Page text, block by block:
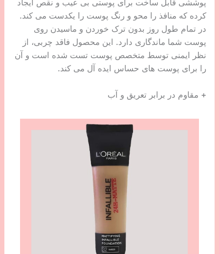
پوششی قابل ساخت برای پوستی بی عیب و نقص ایجاد
کرده که منافذ را محو و رنگ پوست را یکدست می کند.
در تمام طول روز بدون ترک خوردن و ماسیدن روی
پوست شما ماندگاری دارد. این محصول فاقد چربی، از
نظر ایمنی توسط متخصص پوست تست شده است و آن
را برای پوست های حساس ایده آل می کند.
+ مقاوم در برابر تعریق و آب